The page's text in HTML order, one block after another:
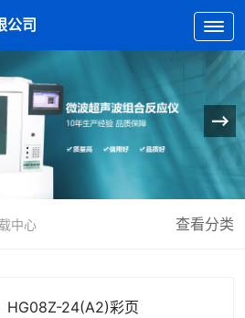
公司
中心 查看分类
HG08Z-24(A2)彩页